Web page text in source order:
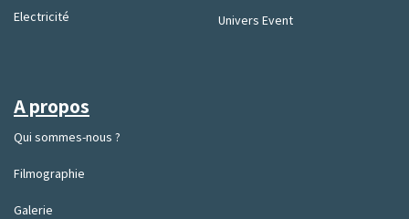
A propos
Qui sommes-nous ?
Filmographie
Galerie
Univers Event
Electricité